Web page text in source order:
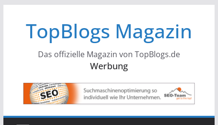
springenTopBlogs Magazin
Das offizielle Magazin von TopBlogs.de
Werbung